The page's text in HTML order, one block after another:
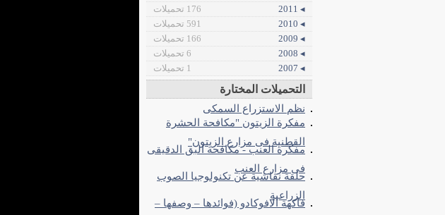
◂ 2011
176 تحميلات
◂ 2010
591 تحميلات
◂ 2009
166 تحميلات
◂ 2008
6 تحميلات
◂ 2007
1 تحميلات
التحميلات المختارة
نظم الاستزراع السمكى
مفكرة الزيتون "مكافحة الحشرة
القطنية فى مزارع الزيتون"
مفكرة العنب - مكافحة البق الدقيقى
فى مزارع العنب
حلقة نقاشية عن تكنولوجيا الصوب
الزراعية
فاكهة الافوكادو (فوائدها – وصفها –